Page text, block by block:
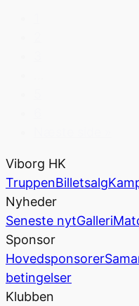
Viborg HK
TruppenBilletsalg
Nyheder
Seneste nytGalleri
Sponsor
Hovedsponsorer
betingelser
Klubben